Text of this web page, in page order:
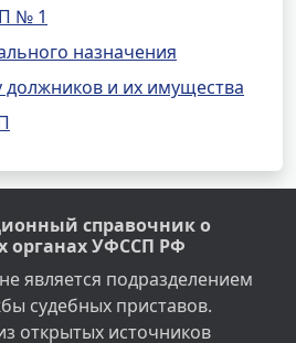
№ 1
назначения
и их имущества
справочник о
органах УФССП РФ
является подразделением
судебных приставов.
открытых источников